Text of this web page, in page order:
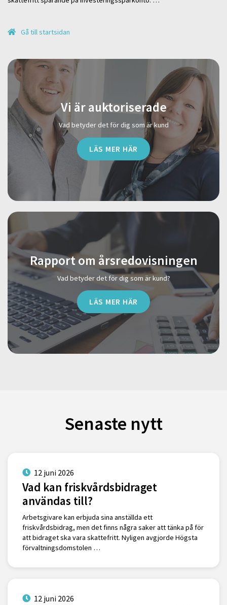
Gå till startsidan
Vi är auktoriserade
Vad betyder det för dig som är kund
LÄS MER HÄR
Rapport om årsredovisningen
Vad betyder det för dig som är kund?
LÄS MER HÄR
Senaste nytt
12 juni 2026
Vad kan friskvårdsbidraget
användas till?
Arbetsgivare kan erbjuda sina anställda ett
friskvårdsbidrag, men det finns några saker att tänka på för
att bidraget ska vara skattefritt. Nyligen avgjorde Högsta
förvaltningsdomstolen …
12 juni 2026